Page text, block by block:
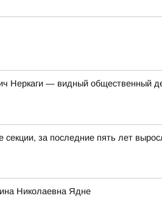
Неркаги — видный общественный
за последние пять лет
Николаевна Ядне